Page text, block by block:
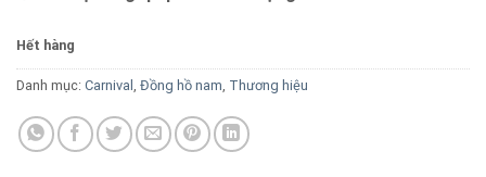
Hết hàng
Danh mục: Carnival , Đồng hồ nam, Thương hiệu